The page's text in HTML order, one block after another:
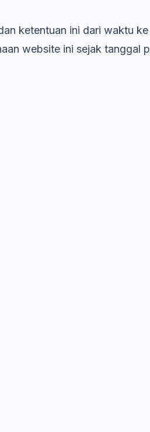
ketentuan ini dari waktu
website ini sejak tanggal